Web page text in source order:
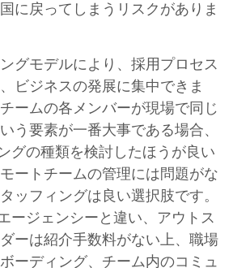
に戻ってしまうリスクがありま
グモデルにより、採用プロセス
ビジネスの発展に集中できま
ームの各メンバーが現場で同じ
う要素が一番大事である場合、
グの種類を検討したほうが良い
ートチームの管理には問題がな
ッフィングは良い選択肢です。
ージェンシーと違い、アウトス
ーは紹介手数料がない上、職場
ーディング、チーム内のコミュ